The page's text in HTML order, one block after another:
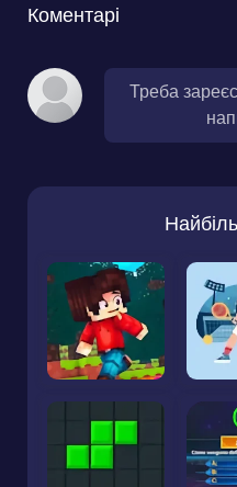
Коментарі
Треба